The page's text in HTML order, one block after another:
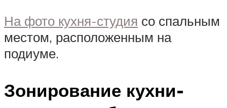
На фото кухня-студия со спальным
местом, расположенным на
подиуме.
Зонирование кухни-